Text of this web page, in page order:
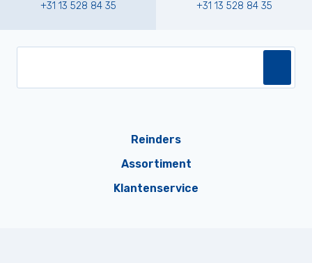
+31 13 528 84 35 +31 13 528 84 35
Reinders
Assortiment
Klantenservice